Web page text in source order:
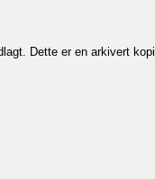
Dette er en arkivert kopi